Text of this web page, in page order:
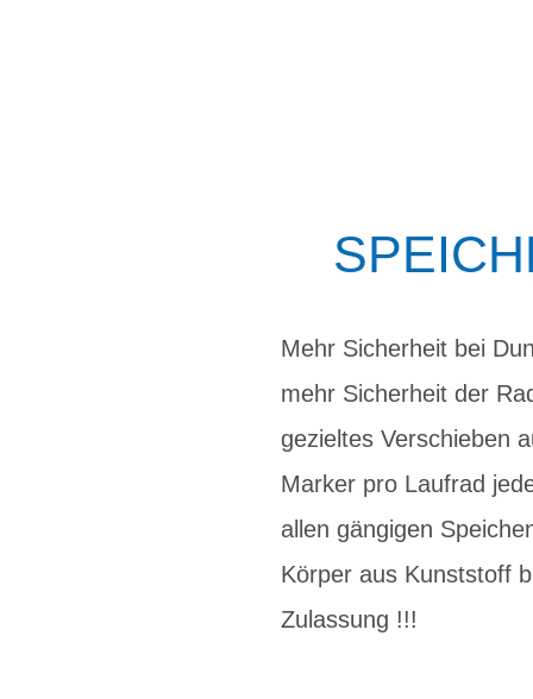
Mehr Sicherheit bei
mehr Sicherheit der
gezieltes Verschieben
Marker pro Laufrad
allen gängigen
Körper aus Kunststoff
Zulassung !!!